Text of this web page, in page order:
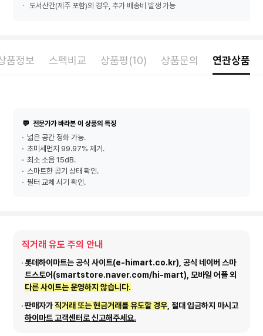
도서산간(제주 포함)의 경우, 추가 배송비 발생 가능
품정보 스펙비교 상품평(10) 상품문의 연관상품
💬 전문가가 바라본 이 상품의 특징
넓은 공간 정화 가능.
초미세먼지 99.97% 제거.
최소 소음 15dB.
스마트한 공기 상태 확인.
필터 교체 시기 확인.
직거래 유도 주의 안내
롯데하이마트는 공식 사이트(e-himart.co.kr), 공식 네이버 스마
트스토어(smartstore.naver.com/hi-mart), 모바일 어플 외
다른 사이트는 운영하지 않습니다.
판매자가직거래 또는 현금거래를 유도할 경우 , 절대 입금하지 마시고
하이마트 고객센터로 신고해주세요.